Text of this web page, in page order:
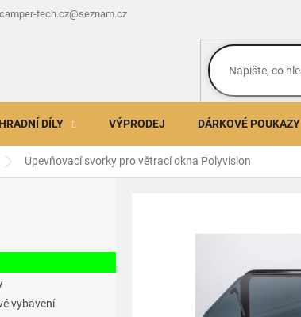
camper-tech.cz@seznam.cz
DÍLY VÝPRODEJ DÁRKOVÉ POUKAZY
Upevňovací svorky pro větrací okna Polyvision
vybavení